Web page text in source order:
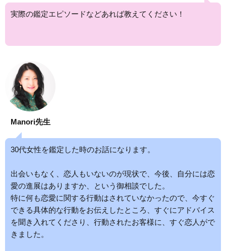
実際の鑑定エピソードなどあれば教えてください！
Manori先生
30代女性を鑑定した時のお話になります。
出会いもなく、恋人もいないのが現状で、今後、自分には恋
愛の進展はありますか、という御相談でした。
特に何も恋愛に関する行動はされていなかったので、今すぐ
できる具体的な行動をお伝えしたところ、すぐにアドバイス
を聞き入れてくださり、行動されたお客様に、すぐ恋人がで
きました。